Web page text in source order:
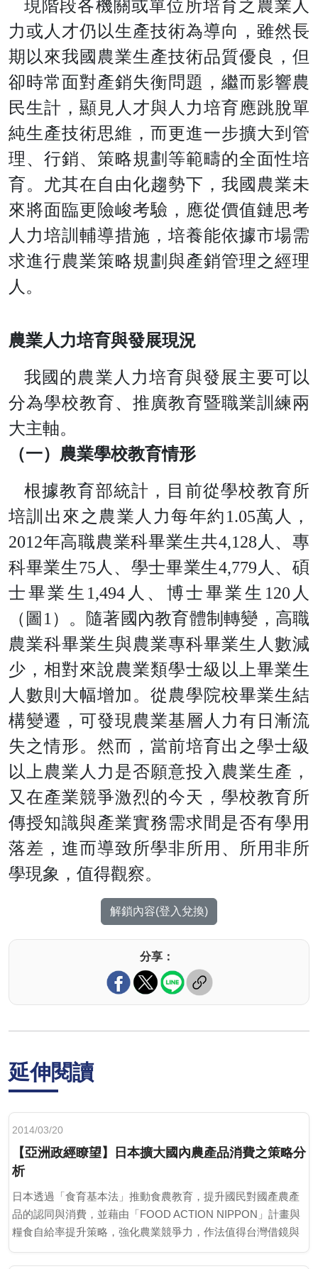
現階段各機關或單位所培育之農業人
力或人才仍以生產技術為導向，雖然長
期以來我國農業生產技術品質優良，但
卻時常面對產銷失衡問題，繼而影響農
民生計，顯見人才與人力培育應跳脫單
純生產技術思維，而更進一步擴大到管
理、行銷、策略規劃等範疇的全面性培
育。尤其在自由化趨勢下，我國農業未
來將面臨更險峻考驗，應從價值鏈思考
人力培訓輔導措施，培養能依據市場需
求進行農業策略規劃與產銷管理之經理
人。
農業人力培育與發展現況
我國的農業人力培育與發展主要可以
分為學校教育、推廣教育暨職業訓練兩
大主軸。
（一）農業學校教育情形
根據教育部統計，目前從學校教育所
培訓出來之農業人力每年約1.05萬人
，
2012年高職農業科畢業生共4,128 人、專
科畢業生75 人、學士畢業生4,779 人、碩
士畢業生 1,494 人、博士畢業生 120 人
（ 圖 1 ）。隨著國內教育體制轉變，高職
農業科畢業生與農業專科畢業生人數減
少，相對來說農業類學士級以上畢業生
人數則大幅增加。從農學院校畢業生結
構變遷，可發現農業基層人力有日漸流
失之情形。然而，當前培育出之學士級
以上農業人力是否願意投入農業生產，
又在產業競爭激烈的今天，學校教育所
傳授知識與產業實務需求間是否有學用
落差，進而導致所學非所用、所用非所
學現象，值得觀察。
解鎖內容(登入兌換)
分享：
延伸閱讀
2014/03/20
【亞洲政經瞭望】日本擴大國內農產品消費之策略分
析
日本透過「食育基本法」推動食農教育，提升國民對國產農產
品的認同與消費，並藉由「FOOD ACTION NIPPON」計畫與
糧食自給率提升策略，強化農業競爭力，作法值得台灣借鏡與
應用。